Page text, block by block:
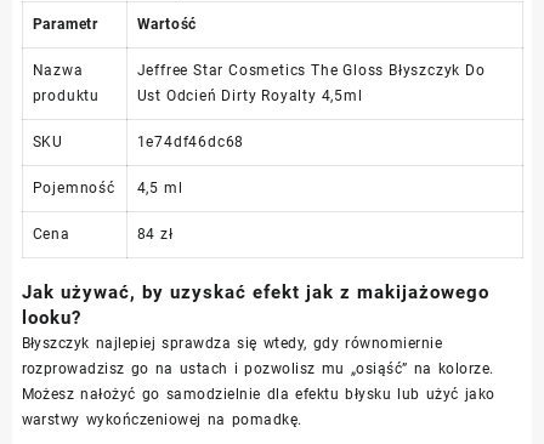
Parametr Wartość
Nazwa
produktu
Jeffree Star Cosmetics The Gloss Błyszczyk Do
Ust Odcień Dirty Royalty 4,5ml
SKU 1e74df46dc68
Pojemność 4,5 ml
Cena 84 zł
Jak używać, by uzyskać efekt jak z makijażowego
looku?
Błyszczyk najlepiej sprawdza się wtedy, gdy równomiernie
rozprowadzisz go na ustach i pozwolisz mu „osiąść” na kolorze.
Możesz nałożyć go samodzielnie dla efektu błysku lub użyć jako
warstwy wykończeniowej na pomadkę.